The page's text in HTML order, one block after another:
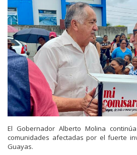
El Gobernador Alberto Molina
comunidades afectadas por el fuerte
Guayas.